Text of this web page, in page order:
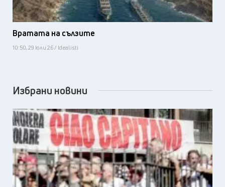
Вратата на сълзите
10:50, 29 юли 26 / Idealisti
Избрани новини